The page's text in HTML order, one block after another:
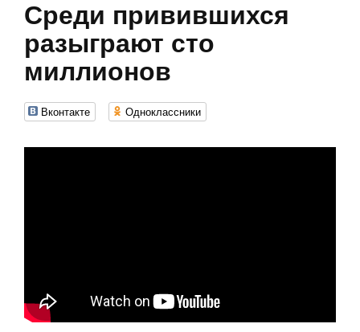
Среди привившихся
разыграют сто
миллионов
Вконтакте Одноклассники